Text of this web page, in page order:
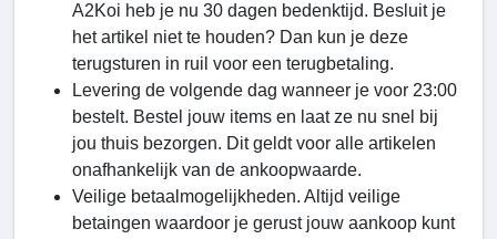
A2Koi heb je nu 30 dagen bedenktijd. Besluit je
het artikel niet te houden? Dan kun je deze
terugsturen in ruil voor een terugbetaling.
Levering de volgende dag wanneer je voor 23:00
bestelt. Bestel jouw items en laat ze nu snel bij
jou thuis bezorgen. Dit geldt voor alle artikelen
onafhankelijk van de ankoopwaarde.
Veilige betaalmogelijkheden. Altijd veilige
betaingen waardoor je gerust jouw aankoop kunt